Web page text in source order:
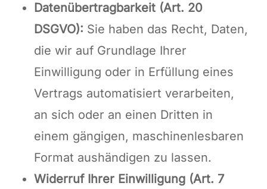
Datenübertragbarkeit (Art. 20
DSGVO): Sie haben das Recht, Daten,
die wir auf Grundlage Ihrer
Einwilligung oder in Erfüllung eines
Vertrags automatisiert verarbeiten,
an sich oder an einen Dritten in
einem gängigen, maschinenlesbaren
Format aushändigen zu lassen.
Widerruf Ihrer Einwilligung (Art. 7